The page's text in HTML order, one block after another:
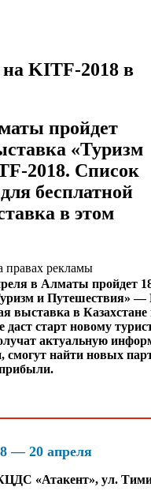
KITF-2018 в
пройдет
«Туризм
2018. Список
бесплатной
в этом
правах рекламы
в Алматы пройдет
и Путешествия» ―
выставка в
старт новому
актуальную
смогут найти новых
― 20 апреля
«Атакент», ул.